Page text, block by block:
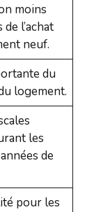
moins
l’achat
neuf.
du
logement.
les
de
pour les